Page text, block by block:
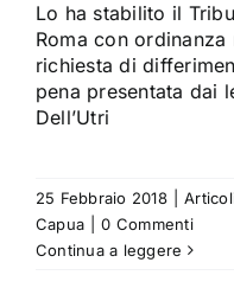
Lo ha stabilito il
Roma con
richiesta di
pena presentata dai
Dell’Utri
25 Febbraio 2018
Capua
0 Commenti
Continua a leggere